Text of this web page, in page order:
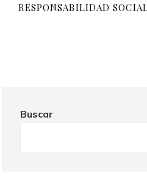
RESPONSABILIDAD
Buscar